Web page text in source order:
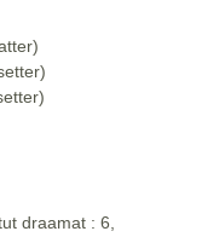
draamat : 6,